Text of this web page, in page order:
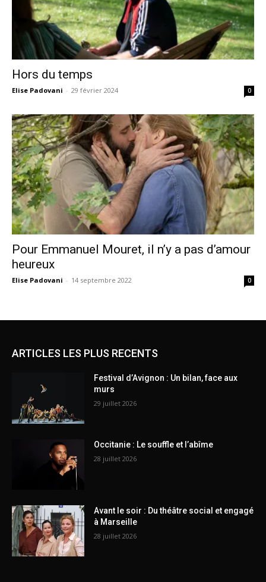
Hors du temps
Elise Padovani - 29 février 2024 0
Pour Emmanuel Mouret, il n’y a pas d’amour
heureux
Elise Padovani - 14 septembre 2022 0
ARTICLES LES PLUS RECENTS
Festival d’Avignon : Un bilan, face aux
murs
29 juillet 2026
Occitanie : Le souffle et l’abîme
28 juillet 2026
Avant le soir : Du théâtre social et engagé
à Marseille
28 juillet 2026